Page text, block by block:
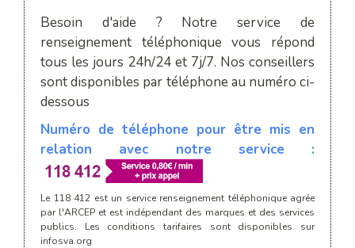
Besoin d'aide ? Notre service de
renseignement téléphonique vous répond
tous les jours 24h/24 et 7j/7. Nos conseillers
sont disponibles par téléphone au numéro ci-
dessous
Numéro de téléphone pour être mis en
relation avec notre service :
Le 118 412 est un service renseignement téléphonique agrée
par l'ARCEP et est indépendant des marques et des services
publics. Les conditions tarifaires sont disponibles sur
infosva.org